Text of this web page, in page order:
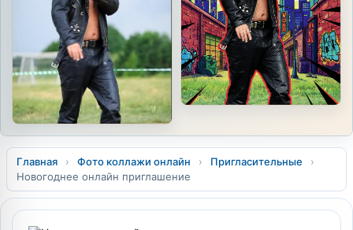
Главная › Фото коллажи онлайн › Пригласительные
›
Новогоднее онлайн приглашение